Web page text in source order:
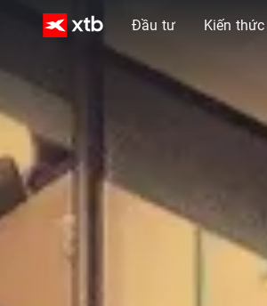
Đầu tư Kiến thức